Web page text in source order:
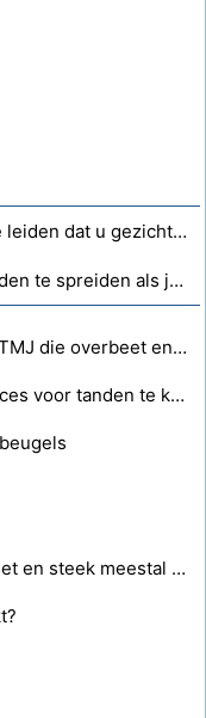
Kunnen orthodontische beugels ertoe leiden dat u gezichtsstoornissen krijgt?
Is er een manier om zelf overvolle tanden te spreiden als je een beugel hebt?
Zal Medicaid betalen voor beugels TMJ die overbeet en extreme druk op elkaar klemmen?
Hoe oud moeten kinderen naar Braces voor tanden te krijgen
Ik heb een behoorlijk zware overbeet en steek meestal je kaak uit om dit tegen te gaan. Ik denk erover om voor een beugel te gaan. Maar als ze naar achteren duwen, zullen mijn tanden ook trekken. Ik heb een zwakke kaak.?